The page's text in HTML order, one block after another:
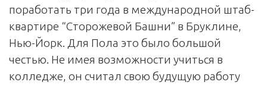
поработать три года в международной штаб-
квартире “Сторожевой Башни” в Бруклине,
Нью-Йорк. Для Пола это было большой
честью. Не имея возможности учиться в
колледже, он считал свою будущую работу